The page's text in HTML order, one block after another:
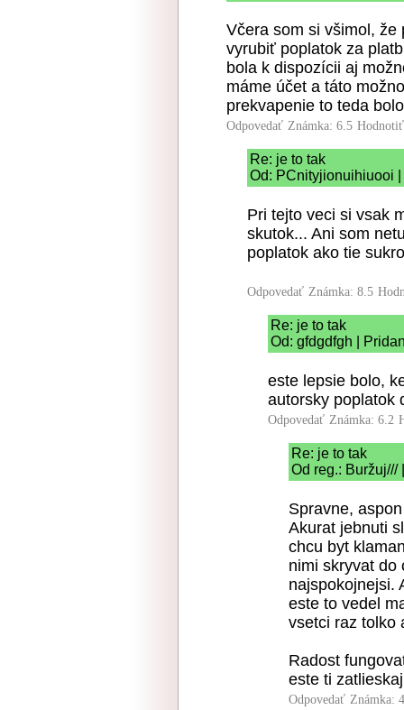
Včera som si všimol, že
vyrubiť poplatok za
bola k dispozícii aj
máme účet a táto
prekvapenie to teda
Odpovedať Známka: 6.5
Re: je to tak
Od: PCnityjionuihiuooi
Pri tejto veci si vsak
skutok... Ani som
poplatok ako tie
Odpovedať Známka: 8.5
Re: je to tak
Od: gfdgdfgh |
este lepsie bolo,
autorsky poplatok
Odpovedať Známka: 6.2
Re: je to tak
Od reg.: Buržuj///
Spravne,
Akurat jebnuti
chcu byt
nimi skryvat do
najspokojnejsi.
este to vedel
vsetci raz tolko
Radost
este ti
Odpovedať Známka: